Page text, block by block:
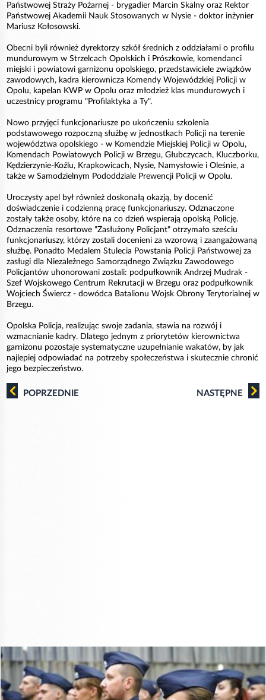
Państwowej Straży Pożarnej - brygadier Marcin Skalny oraz Rektor
Państwowej Akademii Nauk Stosowanych w Nysie - doktor inżynier
Mariusz Kołosowski.
Obecni byli również dyrektorzy szkół średnich z oddziałami o profilu
mundurowym w Strzelcach Opolskich i Prószkowie, komendanci
miejski i powiatowi garnizonu opolskiego, przedstawiciele związków
zawodowych, kadra kierownicza Komendy Wojewódzkiej Policji w
Opolu, kapelan KWP w Opolu oraz młodzież klas mundurowych i
uczestnicy programu "Profilaktyka a Ty".
Nowo przyjęci funkcjonariusze po ukończeniu szkolenia
podstawowego rozpoczną służbę w jednostkach Policji na terenie
województwa opolskiego - w Komendzie Miejskiej Policji w Opolu,
Komendach Powiatowych Policji w Brzegu, Głubczycach, Kluczborku,
Kędzierzynie-Koźlu, Krapkowicach, Nysie, Namysłowie i Oleśnie, a
także w Samodzielnym Pododdziale Prewencji Policji w Opolu.
Uroczysty apel był również doskonałą okazją, by docenić
doświadczenie i codzienną pracę funkcjonariuszy. Odznaczone
zostały także osoby, które na co dzień wspierają opolską Policję.
Odznaczenia resortowe "Zasłużony Policjant" otrzymało sześciu
funkcjonariuszy, którzy zostali docenieni za wzorową i zaangażowaną
służbę. Ponadto Medalem Stulecia Powstania Policji Państwowej za
zasługi dla Niezależnego Samorządnego Związku Zawodowego
Policjantów uhonorowani zostali: podpułkownik Andrzej Mudrak -
Szef Wojskowego Centrum Rekrutacji w Brzegu oraz podpułkownik
Wojciech Świercz - dowódca Batalionu Wojsk Obrony Terytorialnej w
Brzegu.
Opolska Policja, realizując swoje zadania, stawia na rozwój i
wzmacnianie kadry. Dlatego jednym z priorytetów kierownictwa
garnizonu pozostaje systematyczne uzupełnianie wakatów, by jak
najlepiej odpowiadać na potrzeby społeczeństwa i skutecznie chronić
jego bezpieczeństwo.
POPRZEDNIE NASTĘPNE